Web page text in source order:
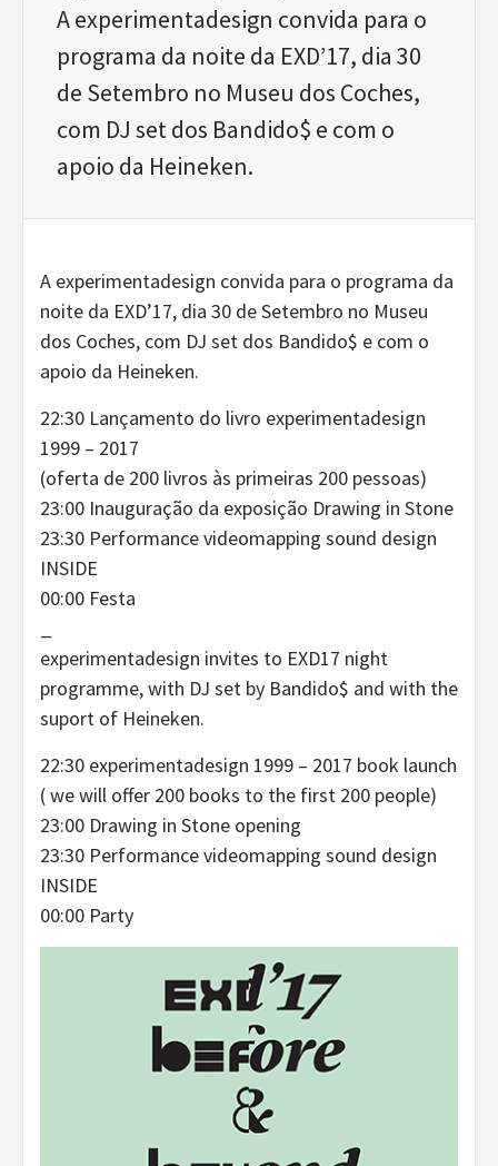
A experimentadesign convida para o
programa da noite da EXD’17, dia 30
de Setembro no Museu dos Coches,
com DJ set dos Bandido$ e com o
apoio da Heineken.
A experimentadesign convida para o programa da
noite da EXD’17, dia 30 de Setembro no Museu
dos Coches, com DJ set dos Bandido$ e com o
apoio da Heineken.
22:30 Lançamento do livro experimentadesign
1999 – 2017
(oferta de 200 livros às primeiras 200 pessoas)
23:00 Inauguração da exposição Drawing in Stone
23:30 Performance videomapping sound design
INSIDE
00:00 Festa
experimentadesign invites to EXD17 night
programme, with DJ set by Bandido$ and with the
suport of Heineken.
22:30 experimentadesign 1999 – 2017 book launch
( we will offer 200 books to the first 200 people)
23:00 Drawing in Stone opening
23:30 Performance videomapping sound design
INSIDE
00:00 Party